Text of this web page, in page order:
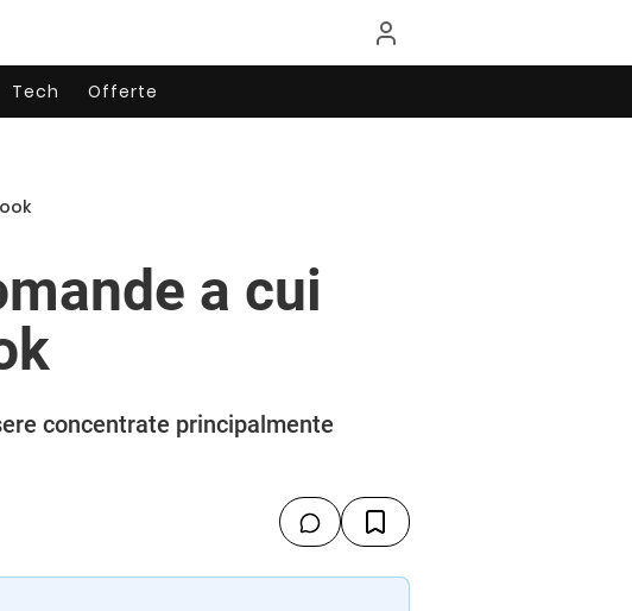
Tech Offerte
a cui
concentrate principalmente